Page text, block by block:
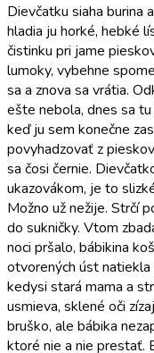
Dievčatku siaha burina
hladia ju horké, hebké
čistinku pri jame
lumoky, vybehne
sa a znova sa vrátia.
ešte nebola, dnes sa
keď ju sem konečne
povyhadzovať z
sa čosi černie.
ukazovákom, je to
Možno už nežije. Strčí
do sukničky. Vtom
noci pršalo, bábikina
otvorených úst natiekla
kedysi stará mama a
usmieva, sklené oči
bruško, ale bábika
ktoré nie a nie prestať.